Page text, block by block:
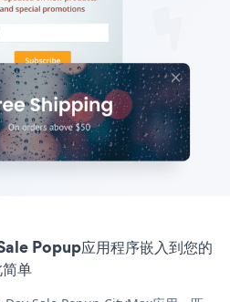
Popup应用程序嵌入到您的
单